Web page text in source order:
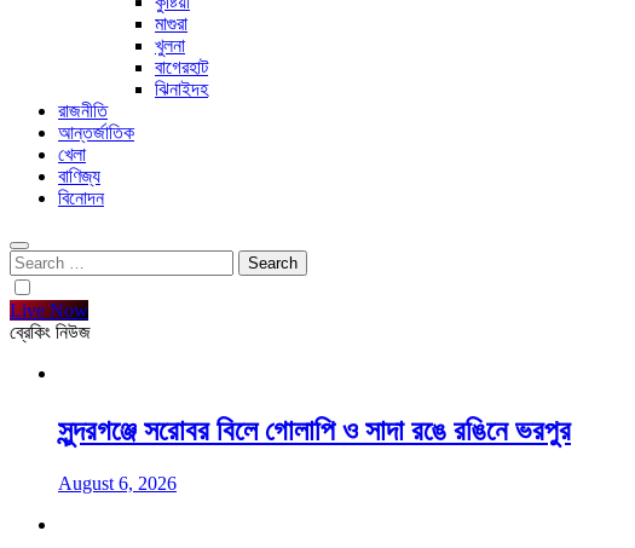
মাগুরা
খুলনা
বাগেরহাট
ঝিনাইদহ
রাজনীতি
আন্তর্জাতিক
খেলা
বাণিজ্য
বিনোদন
Search
for:
Live Now
ব্রেকিং নিউজ
সুন্দরগঞ্জে সরোবর বিলে গোলাপি ও সাদা রঙে রঙিনে ভরপুর
August 6, 2026